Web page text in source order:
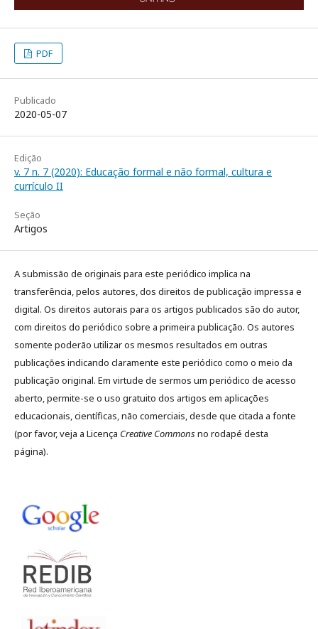
PDF
Publicado
2020-05-07
Edição
v. 7 n. 7 (2020): Educação formal e não formal, cultura e
currículo II
Seção
Artigos
A submissão de originais para este periódico implica na
transferência, pelos autores, dos direitos de publicação impressa e
digital. Os direitos autorais para os artigos publicados são do autor,
com direitos do periódico sobre a primeira publicação. Os autores
somente poderão utilizar os mesmos resultados em outras
publicações indicando claramente este periódico como o meio da
publicação original. Em virtude de sermos um periódico de acesso
aberto, permite-se o uso gratuito dos artigos em aplicações
educacionais, científicas, não comerciais, desde que citada a fonte
(por favor, veja a Licença Creative Commonsno rodapé desta
página).